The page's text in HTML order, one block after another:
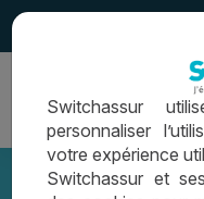
Ouvrir
navigation
Switchassur
personnaliser
votre expérience
Switchassur et